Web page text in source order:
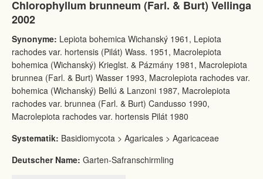
Chlorophyllum brunneum (Farl. & Burt) Vellinga
2002
Synonyme: Lepiota bohemica Wichanský 1961, Lepiota
rachodes var. hortensis (Pilát) Wass. 1951, Macrolepiota
bohemica (Wichanský) Krieglst. & Pázmány 1981, Macrolepiota
brunnea (Farl. & Burt) Wasser 1993, Macrolepiota rachodes var.
bohemica (Wichanský) Bellú & Lanzoni 1987, Macrolepiota
rachodes var. brunnea (Farl. & Burt) Candusso 1990,
Macrolepiota rachodes var. hortensis Pilát 1980
Systematik: Basidiomycota > Agaricales > Agaricaceae
Deutscher Name: Garten-Safranschirmling